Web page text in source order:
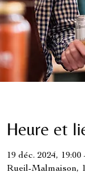
Heure et
19 déc. 2024, 19:00
Rueil-Malmaison,